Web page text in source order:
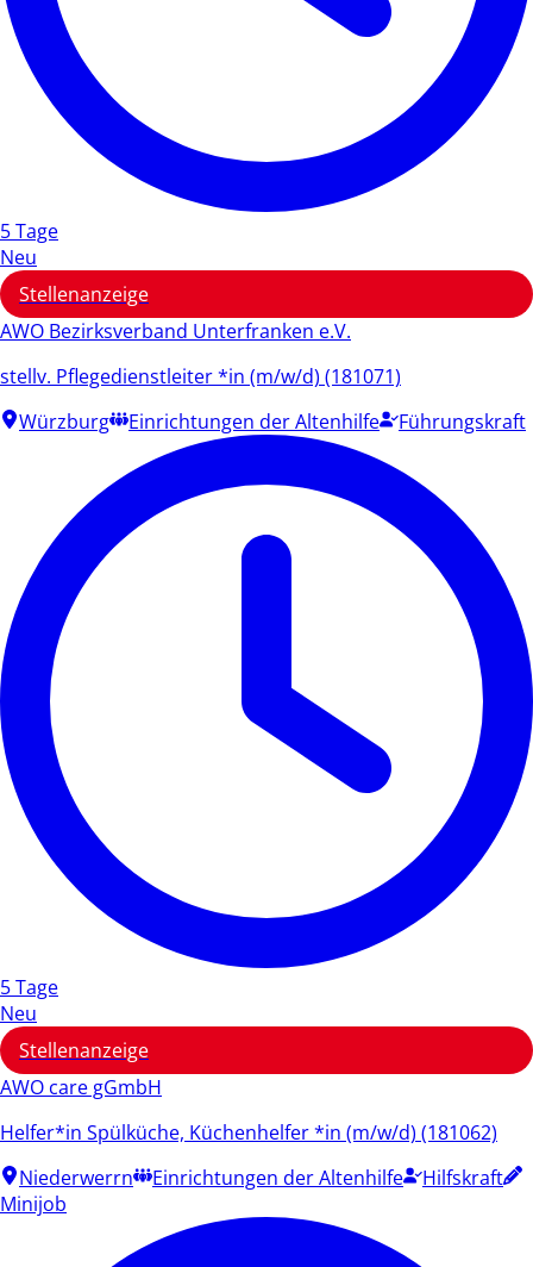
5 Tage
Neu
Stellenanzeige
AWO Bezirksverband Unterfranken e.V.
stellv. Pflegedienstleiter *in (m/w/d) (181071)
Würzburg
Einrichtungen der Altenhilfe Führungskraft
5 Tage
Neu
Stellenanzeige
AWO care gGmbH
Helfer*in Spülküche, Küchenhelfer *in (m/w/d) (181062)
Niederwerrn
Einrichtungen der Altenhilfe
Hilfskraft
Minijob